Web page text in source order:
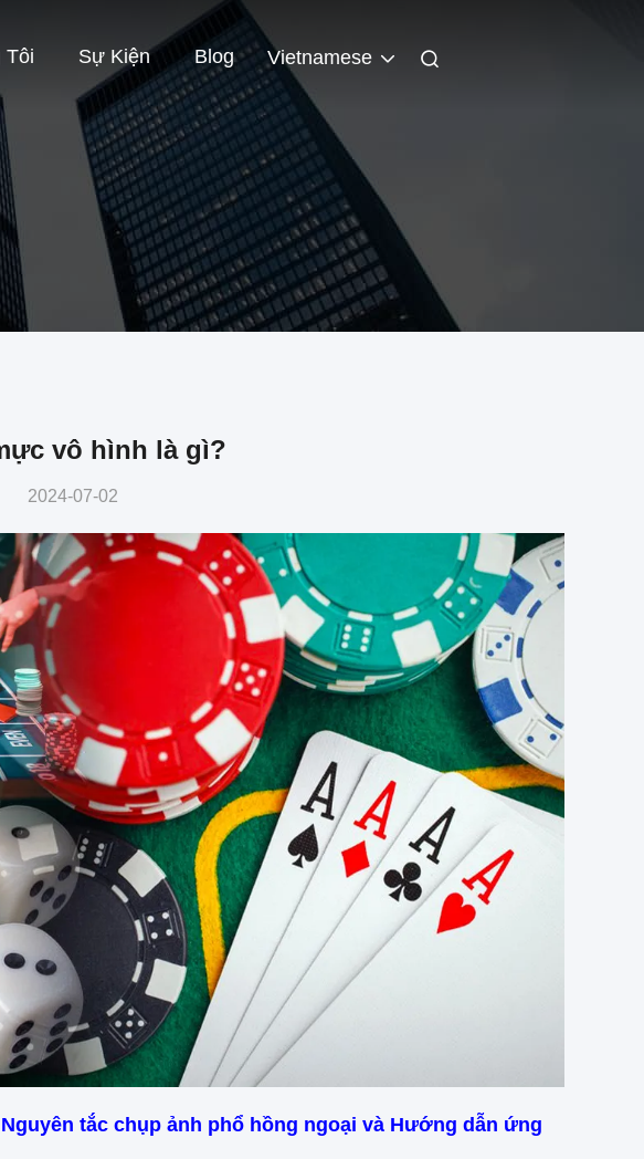
Tôi Sự Kiện Blog Vietnamese
vô hình là gì?
2024-07-02
tắc chụp ảnh phổ hồng ngoại và Hướng dẫn ứng